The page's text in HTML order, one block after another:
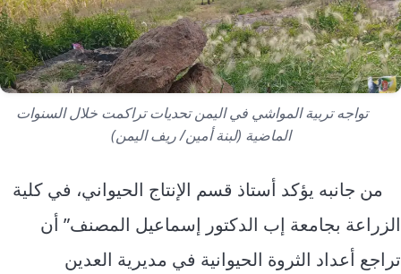
تواجه تربية المواشي في اليمن تحديات تراكمت خلال السنوات
الماضية (لبنة أمين/ ريف اليمن)
من جانبه يؤكد أستاذ قسم الإنتاج الحيواني، في كلية
الزراعة بجامعة إب الدكتور إسماعيل المصنف” أن
تراجع أعداد الثروة الحيوانية في مديرية العدين